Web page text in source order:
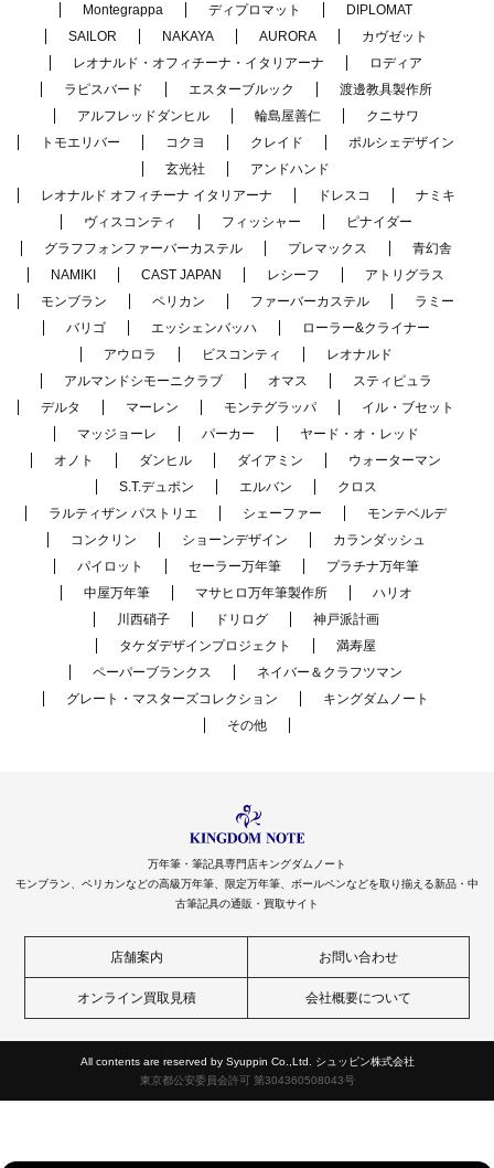
Montegrappa
ディプロマット
DIPLOMAT
SAILOR
NAKAYA AURORA
カヴゼット
レオナルド・オフィチーナ・イタリアーナ
ロディア
ラピスバード
エスターブルック
渡邊教具製作所
アルフレッドダンヒル
輪島屋善仁
クニサワ
トモエリバー
コクヨ クレイド
ポルシェデザイン
玄光社
アンドハンド
レオナルド オフィチーナ イタリアーナ
ドレスコ
ナミキ
ヴィスコンティ
フィッシャー
ピナイダー
グラフフォンファーバーカステル
プレマックス
青幻舎
NAMIKI
CAST JAPAN レシーフ
アトリグラス
モンブラン
ペリカン ファーバーカステル
ラミー
バリゴ
エッシェンバッハ
ローラー&クライナー
アウロラ
ビスコンティ
レオナルド
アルマンドシモーニクラブ
オマス
スティピュラ
デルタ
マーレン モンテグラッパ
イル・ブセット
マッジョーレ
パーカー
ヤード・オ・レッド
オノト
ダンヒル ダイアミン
ウォーターマン
S.T.デュポン
エルバン
クロス
ラルティザン パストリエ
シェーファー
モンテベルデ
コンクリン
ショーンデザイン
カランダッシュ
パイロット
セーラー万年筆
プラチナ万年筆
中屋万年筆
マサヒロ万年筆製作所
ハリオ
川西硝子
ドリログ
神戸派計画
タケダデザインプロジェクト
満寿屋
ペーパーブランクス
ネイバー＆クラフツマン
グレート・マスターズコレクション
キングダムノート
その他
万年筆・筆記具専門店キングダムノート
モンブラン、ペリカンなどの高級万年筆、限定万年筆、ボールペンなどを取り揃える新品・中
古筆記具の通販・買取サイト
店舗案内 お問い合わせ
オンライン買取見積 会社概要について
All contents are reserved by Syuppin Co.,Ltd. シュッピン株式会社
東京都公安委員会許可 第304360508043号